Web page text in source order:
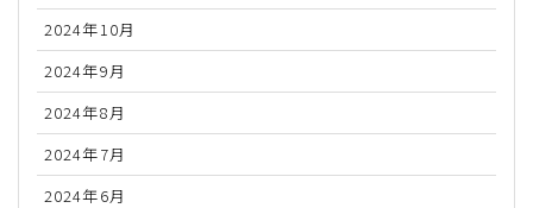
2024年10月
2024年9月
2024年8月
2024年7月
2024年6月